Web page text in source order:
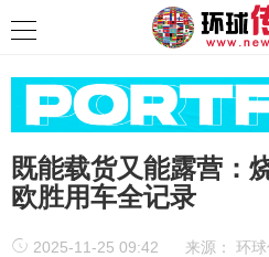
既能载货又能露营：
欧胜用车全记录
2025-11-25 09:42 来源： 环球